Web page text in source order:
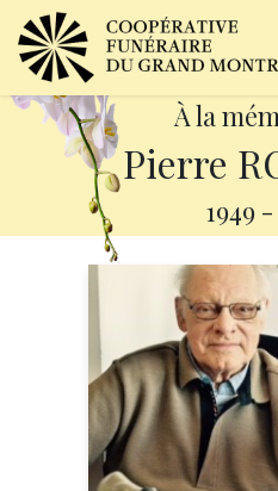
À la
Pierre
1949 -